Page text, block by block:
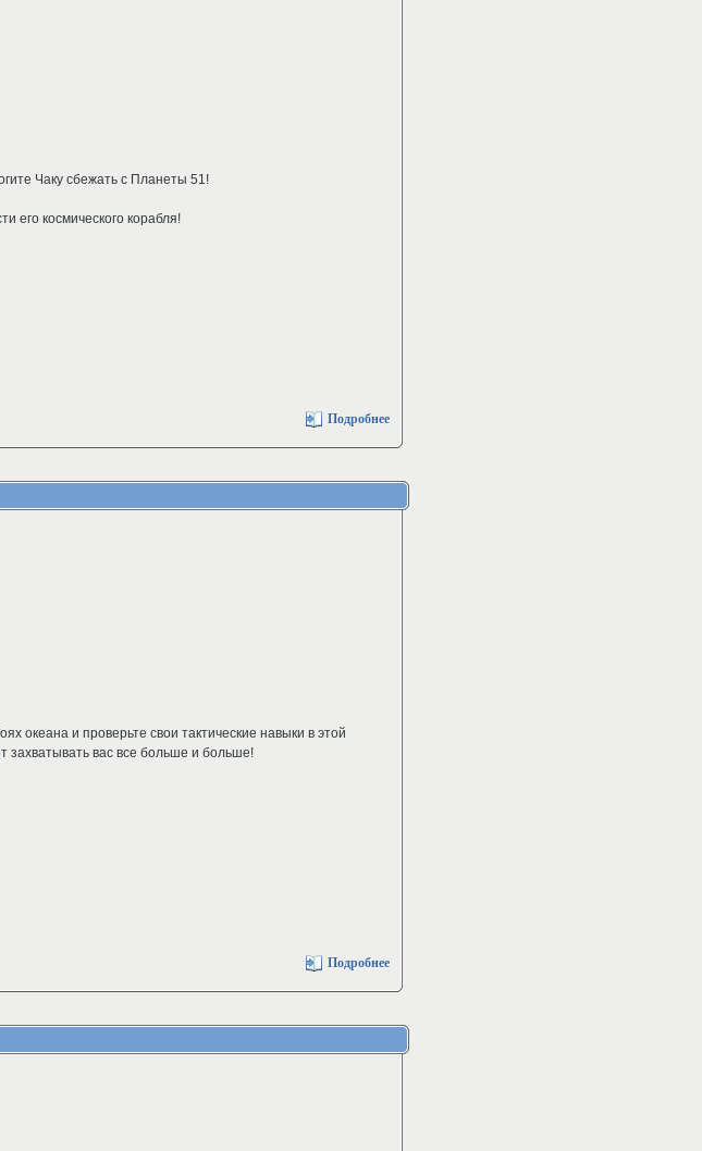
Чаку сбежать с Планеты 51!
его космического корабля!
Подробнее
океана и проверьте свои тактические навыки в этой
захватывать вас все больше и больше!
Подробнее